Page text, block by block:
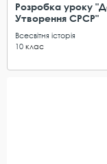
Розробка уроку
Утворення СРСР"
Всесвітня історія
10 клас